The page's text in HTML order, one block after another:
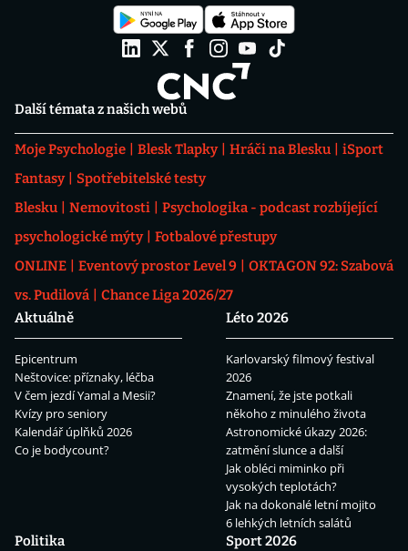
Další témata z našich webů
Moje Psychologie Blesk Tlapky Hráči na Blesku
iSport
Fantasy
Spotřebitelské testy
Blesku
Nemovitosti
Psychologika - podcast rozbíjející
psychologické mýty
Fotbalové přestupy
ONLINE
Eventový prostor Level 9
OKTAGON 92: Szabová
vs. Pudilová
Chance Liga 2026/27
Aktuálně
Epicentrum
Neštovice: příznaky, léčba
V čem jezdí Yamal a Mesii?
Kvízy pro seniory
Kalendář úplňků 2026
Co je bodycount?
Léto 2026
Karlovarský filmový festival
2026
Znamení, že jste potkali
někoho z minulého života
Astronomické úkazy 2026:
zatmění slunce a další
Jak obléci miminko při
vysokých teplotách?
Jak na dokonalé letní mojito
6 lehkých letních salátů
Politika
Sport 2026